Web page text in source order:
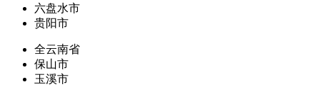
六盘水市
贵阳市
全云南省
保山市
玉溪市